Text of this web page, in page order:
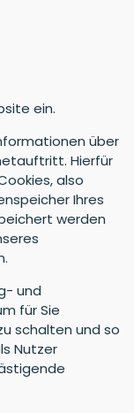
ein.
über
Hierfür
also
Ihres
werden
und
für Sie
schalten und so
Nutzer